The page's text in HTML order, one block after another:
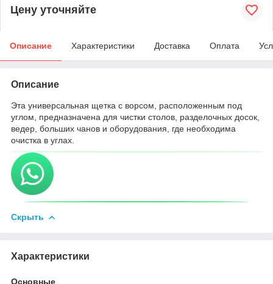
Цену уточняйте
Описание Характеристики Доставка Оплата
Описание
Эта универсальная щетка с ворсом, расположенным под
углом, предназначена для чистки столов, разделочных досок,
ведер, больших чанов и оборудования, где необходима
очистка в углах.
Скрыть
Характеристики
Основные